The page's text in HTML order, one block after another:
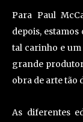
Para Paul
depois,
tal carinho e
grande
obra de arte tão
As diferentes